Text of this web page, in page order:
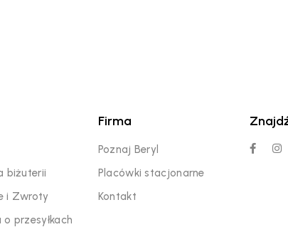
biżuterii
i Zwroty
przesyłkach
Firma
Poznaj Beryl
Placówki stacjonarne
Kontakt